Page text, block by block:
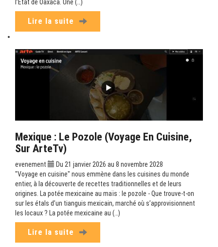
l’État de Oaxaca. Une (…)
Lire la suite
Mexique : Le Pozole (Voyage En Cuisine,
Sur ArteTv)
evenement
Du 21 janvier 2026 au 8 novembre 2028
"Voyage en cuisine" nous emmène dans les cuisines du monde
entier, à la découverte de recettes traditionnelles et de leurs
origines. La potée mexicaine au maïs : le pozole - Que trouve-t-on
sur les étals d’un tianguis mexicain, marché où s’approvisionnent
les locaux ? La potée mexicaine au (…)
Lire la suite